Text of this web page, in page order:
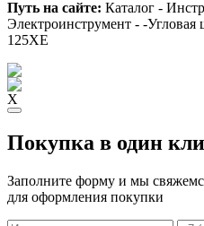
Путь на сайте: Каталог -
Электроинструмент - -
125XE
X
Покупка в один
Заполните форму и мы
для оформления покупки